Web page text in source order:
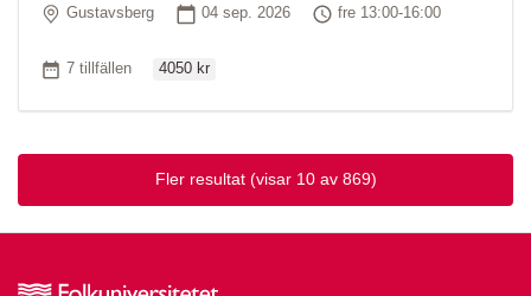
Plats
Gustavsberg Startdatum
04 sep. 2026 Tid
fre 13:00-16:00
Antal tillfällen
7 tillfällen 4050 kr
Fler resultat (visar 10 av 869)